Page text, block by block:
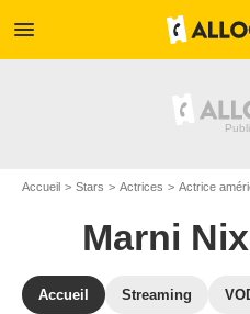
menu
Accueil Stars Actrices Actrice
Marni
Accueil Streaming